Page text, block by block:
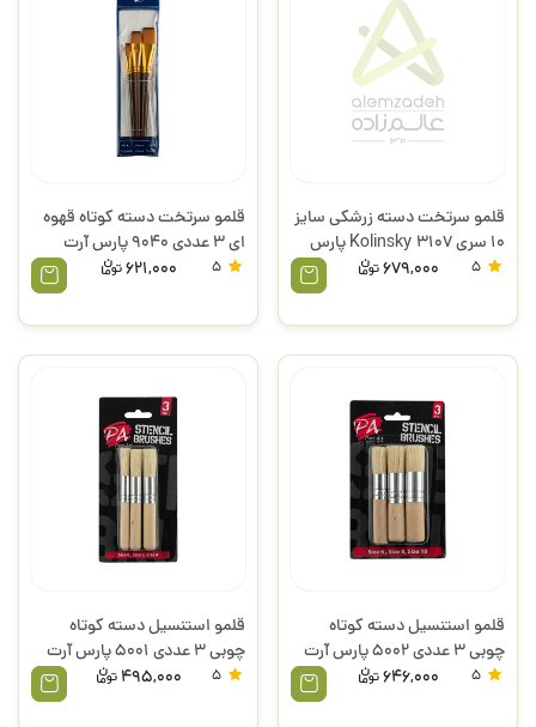
قلمو سرتخت دسته زرشکی سایز
10 سری 3107 Kolinsky پارس
آرت
679,000
قلمو سرتخت دسته کوتاه قهوه
ای 3 عددی 9040 پارس آرت
621,000
قلمو استنسیل دسته کوتاه
چوبی 3 عددی 5002 پارس آرت
646,000
قلمو استنسیل دسته کوتاه
چوبی 3 عددی 5001 پارس آرت
495,000